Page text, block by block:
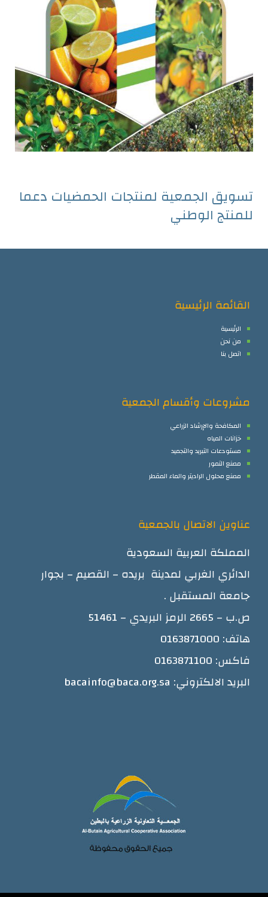
تسويق الجمعية لمنتجات الحمضيات دعما
للمنتج الوطني
القائمة الرئيسية
الرئيسية
من نحن
اتصل بنا
مشروعات وأقسام الجمعية
المكافحة والإرشاد الزراعي
خزانات المياه
مستودعات التبريد والتجميد
مصنع التمور
مصنع محلول الراديتر والماء المقطر
عناوين الاتصال بالجمعية
المملكة العربية السعودية
الدائري الغربي لمدينة بريده – القصيم – بجوار
جامعة المستقبل .
ص.ب – 2665 الرمز البريدي – 51461
هاتف: 0163871000
فاكس: 0163871100
البريد الالكتروني: bacainfo@baca.org.sa